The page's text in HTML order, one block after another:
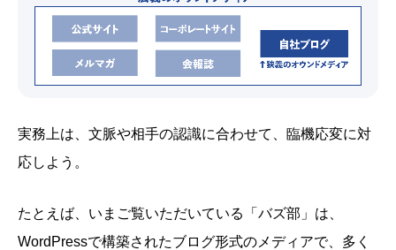
実務上は、文脈や相手の認識に合わせて、臨機応変に対
応しよう。
たとえば、いまご覧いただいている「バズ部」は、
WordPressで構築されたブログ形式のメディアで、多く